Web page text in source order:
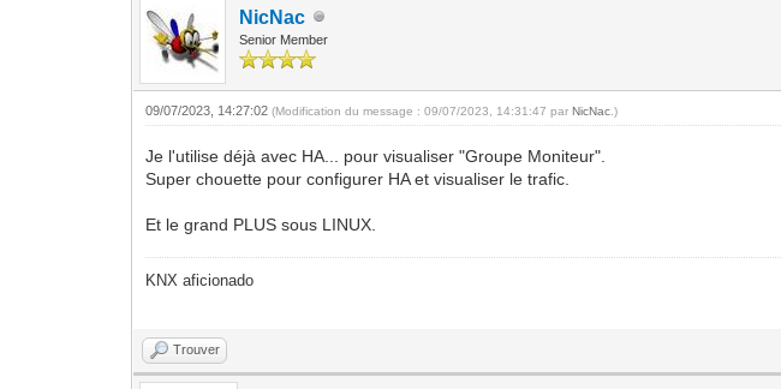
NicNac
Senior Member
09/07/2023, 14:27:02(Modification du message : 09/07/2023, 14:31:47 parNicNac .)
Je l'utilise déjà avec HA... pour visualiser "Groupe Moniteur".
Super chouette pour configurer HA et visualiser le trafic.
Et le grand PLUS sous LINUX.
KNX aficionado
Trouver